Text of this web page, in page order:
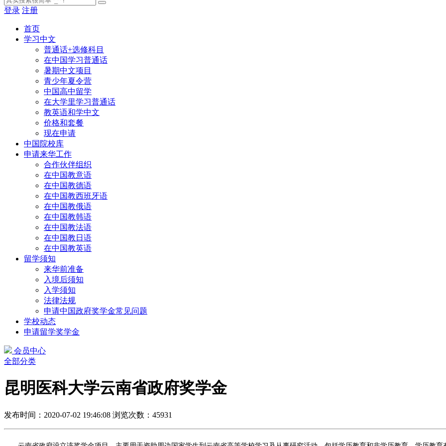
登录 注册
首页
学习中文
普通话+选修科目
在中国学习普通话
暑期中文项目
青少年夏令营
中国高中留学
在大学里学习普通话
教英语和学中文
价格和套餐
现在申请
中国院校库
申请来华工作
合作伙伴组织
在中国教意语
在中国教德语
在中国教西班牙语
在中国教俄语
在中国教韩语
在中国教法语
在中国教日语
在中国教英语
留学须知
来华前准备
入境后须知
入学须知
法律法规
申请中国政府奖学金常见问题
学校动态
申请留学奖学金
会员中心
全部分类
昆明医科大学云南省政府奖学金
发布时间：2020-07-02 19:46:08 浏览次数：45931